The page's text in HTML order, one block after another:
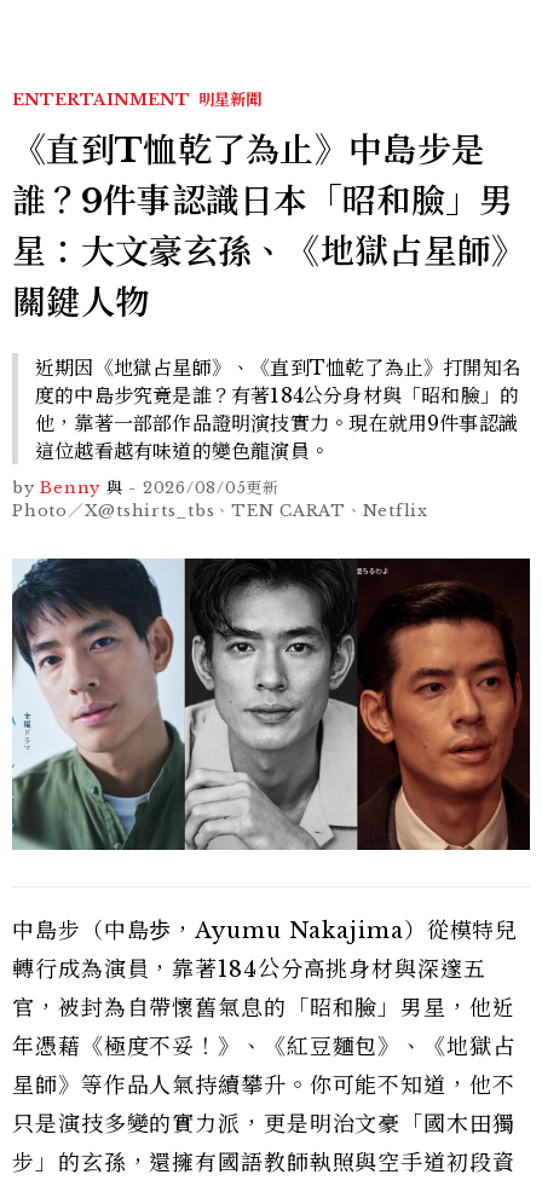
ENTERTAINMENT 明星新聞
《直到T恤乾了為止》中島步是
誰？9件事認識日本「昭和臉」男
星：大文豪玄孫、《地獄占星師》
關鍵人物
近期因《地獄占星師》、《直到T恤乾了為止》打開知名
度的中島步究竟是誰？有著184公分身材與「昭和臉」的
他，靠著一部部作品證明演技實力。現在就用9件事認識
這位越看越有味道的變色龍演員。
by Benny 與 - 2026/08/05更新
Photo／X@tshirts_tbs、TEN CARAT、Netflix
中島步（中島歩，Ayumu Nakajima）從模特兒
轉行成為演員，靠著184公分高挑身材與深邃五
官，被封為自帶懷舊氣息的「昭和臉」男星，他近
年憑藉《極度不妥！》、《紅豆麵包》、《地獄占
星師》等作品人氣持續攀升。你可能不知道，他不
只是演技多變的實力派，更是明治文豪「國木田獨
步」的玄孫，還擁有國語教師執照與空手道初段資